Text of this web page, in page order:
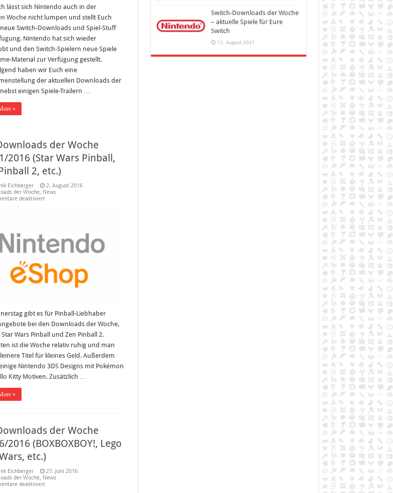
lässt sich Nintendo auch in der
Woche nicht lumpen und stellt Euch
Switch-Downloads und Spiel-Stuff
Nintendo hat sich wieder
und den Switch-Spielern neue Spiele
Material zur Verfügung gestellt.
haben wir Euch eine
der aktuellen Downloads der
einigen Spiele-Trailern …
»
der Woche
2016 (Star Wars Pinball,
2, etc.)
Eichberger
2. August 2016
der Woche, News
deaktiviertfür
(Star
Wars
Pinball,
Pinball
2,
gibt es für Pinball-Liebhaber
bei den Downloads der Woche,
Wars Pinball und Zen Pinball 2.
ist die Woche relativ ruhig und man
Titel für kleines Geld. Außerdem
Nintendo 3DS Designs mit Pokémon
Kitty Motiven. Zusätzlich …
»
der Woche
2016 (BOXBOXBOY!, Lego
etc.)
Eichberger
27. Juni 2016
der Woche, News
deaktiviertfür
Switch-Downloads der Woche
– aktuelle Spiele für Eure
Switch
12. August 2021